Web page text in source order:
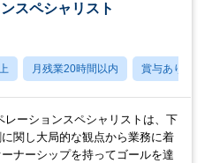
スペシャリスト
月残業20時間以内 賞与あり
レーションスペシャリストは、下
関し大局的な観点から業務に着
ナーシップを持ってゴールを達